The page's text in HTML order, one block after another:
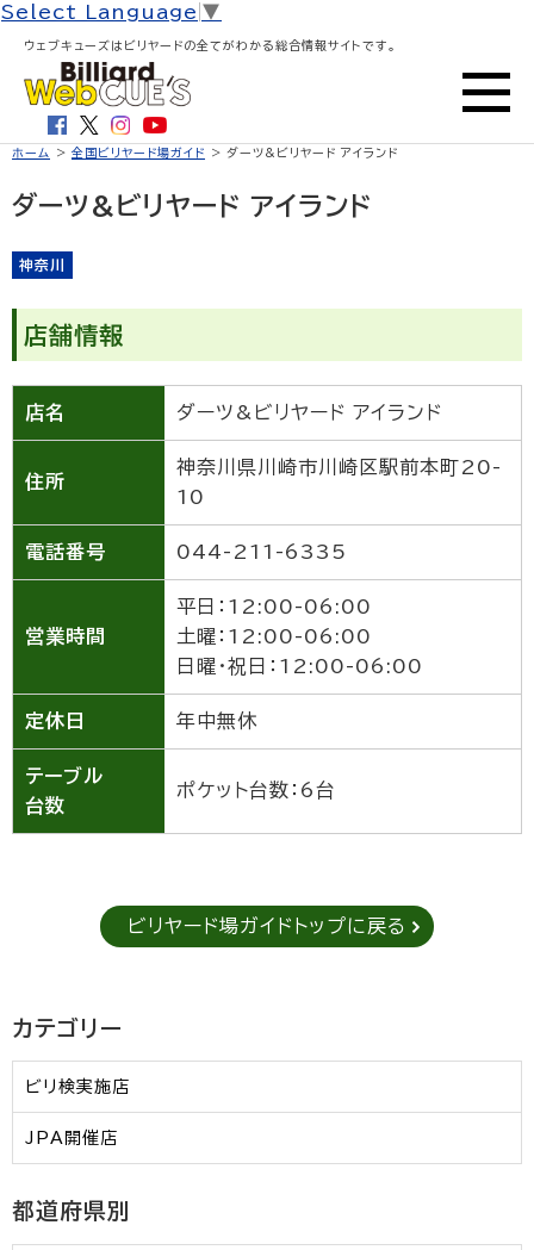
Select Language ▼
ウェブキューズはビリヤードの全てがわかる総合情報サイトです。
ホーム > 全国ビリヤード場ガイド > ダーツ&ビリヤード アイランド
ダーツ&ビリヤード アイランド
神奈川
店舗情報
店名 ダーツ&ビリヤード アイランド
住所
神奈川県川崎市川崎区駅前本町20-
10
電話番号 044-211-6335
営業時間
平日：12:00-06:00
土曜：12:00-06:00
日曜・祝日：12:00-06:00
定休日 年中無休
テーブル
台数
ポケット台数：6台
ビリヤード場ガイドトップに戻る
カテゴリー
ビリ検実施店
JPA開催店
都道府県別